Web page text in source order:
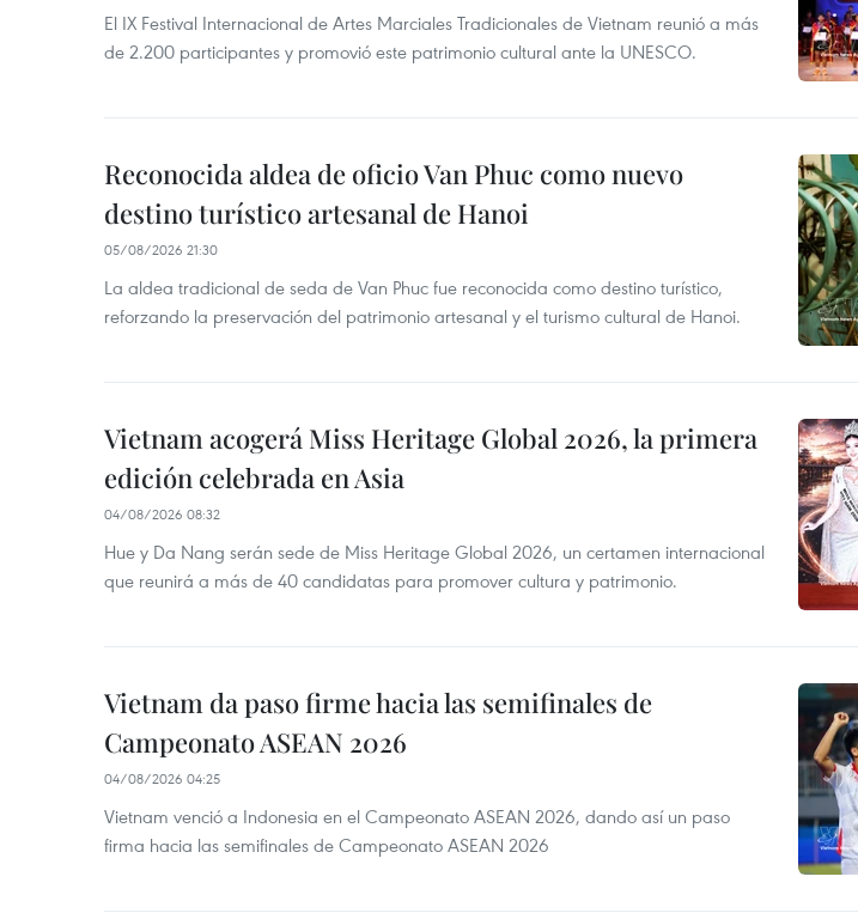
El IX Festival Internacional de Artes Marciales Tradicionales de Vietnam reunió a más
de 2.200 participantes y promovió este patrimonio cultural ante la UNESCO.
Reconocida aldea de oficio Van Phuc como nuevo
destino turístico artesanal de Hanoi
05/08/2026 21:30
La aldea tradicional de seda de Van Phuc fue reconocida como destino turístico,
reforzando la preservación del patrimonio artesanal y el turismo cultural de Hanoi.
Vietnam acogerá Miss Heritage Global 2026, la primera
edición celebrada en Asia
04/08/2026 08:32
Hue y Da Nang serán sede de Miss Heritage Global 2026, un certamen internacional
que reunirá a más de 40 candidatas para promover cultura y patrimonio.
Vietnam da paso firme hacia las semifinales de
Campeonato ASEAN 2026
04/08/2026 04:25
Vietnam venció a Indonesia en el Campeonato ASEAN 2026, dando así un paso
firma hacia las semifinales de Campeonato ASEAN 2026